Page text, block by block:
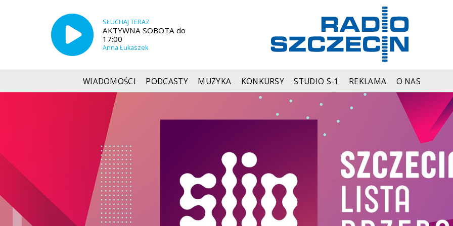
SŁUCHAJ TERAZ
AKTYWNA SOBOTA do
17:00
Anna Łukaszek
WIADOMOŚCI PODCASTY MUZYKA KONKURSY STUDIO S-1 REKLAMA O NAS